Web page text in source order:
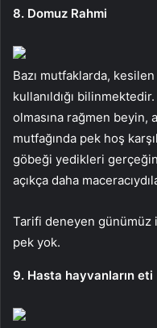
8. Domuz Rahmi
Bazı mutfaklarda,
kullanıldığı
olmasına rağmen beyin,
mutfağında pek hoş
göbeği yedikleri
açıkça daha
Tarifi deneyen günümüz
pek yok.
9. Hasta hayvanların eti